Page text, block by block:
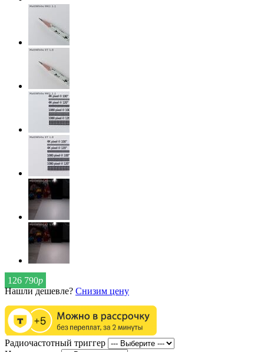
126 790р
Нашли дешевле? Снизим цену
Радиочастотный триггер